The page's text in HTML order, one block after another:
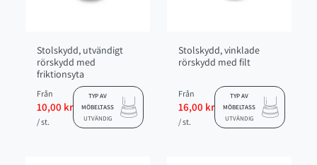
Stolskydd, utvändigt
rörskydd med
friktionsyta
Från
10,00 kr
/ st.
TYP AV
MÖBELTASS
UTVÄNDIG
Stolskydd, vinklade
rörskydd med filt
Från
16,00 kr
/ st.
TYP AV
MÖBELTASS
UTVÄNDIG